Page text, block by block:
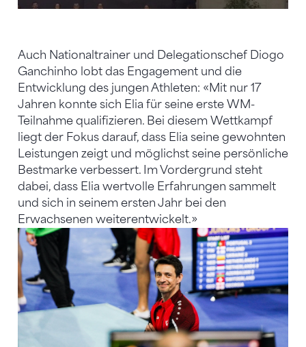
Auch Nationaltrainer und Delegationschef Diogo
Ganchinho lobt das Engagement und die
Entwicklung des jungen Athleten: «Mit nur 17
Jahren konnte sich Elia für seine erste WM-
Teilnahme qualifizieren. Bei diesem Wettkampf
liegt der Fokus darauf, dass Elia seine gewohnten
Leistungen zeigt und möglichst seine persönliche
Bestmarke verbessert. Im Vordergrund steht
dabei, dass Elia wertvolle Erfahrungen sammelt
und sich in seinem ersten Jahr bei den
Erwachsenen weiterentwickelt.»